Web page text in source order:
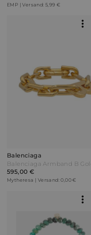
EMP | Versand: 5,99 €
Balenciaga
Balenciaga Armband B
595,00 €
Mytheresa | Versand: 0,00 €